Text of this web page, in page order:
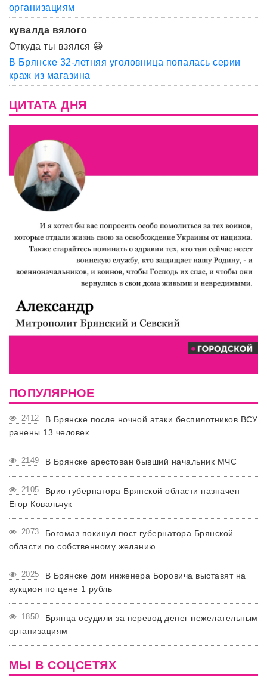
организациям
кувалда вялого
Откуда ты взялся 😀
В Брянске 32-летняя уголовница попалась серии
краж из магазина
ЦИТАТА ДНЯ
ПОПУЛЯРНОЕ
2412
В Брянске после ночной атаки беспилотников ВСУ
ранены 13 человек
2149 В Брянске арестован бывший начальник МЧС
2105
Врио губернатора Брянской области назначен
Егор Ковальчук
2073
Богомаз покинул пост губернатора Брянской
области по собственному желанию
2025
В Брянске дом инженера Боровича выставят на
аукцион по цене 1 рубль
1850
Брянца осудили за перевод денег нежелательным
организациям
МЫ В СОЦСЕТЯХ